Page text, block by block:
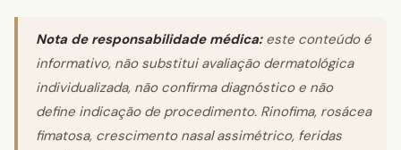
Nota de responsabilidade médica:este conteúdo é
informativo, não substitui avaliação dermatológica
individualizada, não confirma diagnóstico e não
define indicação de procedimento. Rinofima, rosácea
fimatosa, crescimento nasal assimétrico, feridas